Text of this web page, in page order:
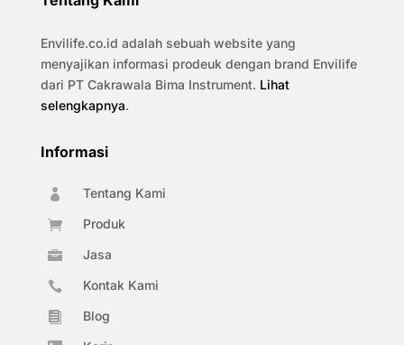
Envilife.co.id adalah sebuah website yang
menyajikan informasi prodeuk dengan brand Envilife
dari PT Cakrawala Bima Instrument. Lihat
selengkapnya.
Informasi
 Tentang Kami
 Produk
 Jasa
 Kontak Kami
 Blog